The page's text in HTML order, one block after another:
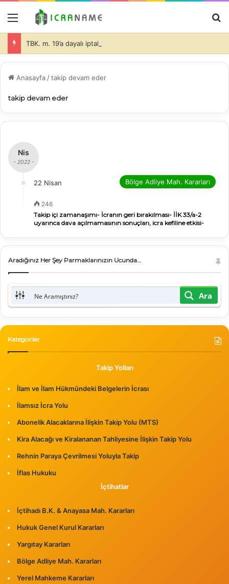
Menü
Anasayfa/takip devam eder
takip devam eder
Nis
- 2022 -
22 Nisan Bölge Adliye Mah. Kararları
246
Takip içi zamanaşımı- İcranın geri bırakılması- İİK 33/a-2
uyarınca dava açılmamasının sonuçları, icra kefiline etkisi-
Aradığınız Her Şey Parmaklarınızın Ucunda…
Ara
Kategoriler
Takip Yolları
İlam ve İlam Hükmündeki Belgelerin İcrası
İlamsız İcra Yolu
Abonelik Alacaklarına İlişkin Takip Yolu (MTS)
Kira Alacağı ve Kiralananan Tahliyesine İlişkin Takip Yolu
Rehnin Paraya Çevrilmesi Yoluyla Takip
İflas Hukuku
İçtihatlar
İçtihadı B.K. & Anayasa Mah. Kararları
Hukuk Genel Kurul Kararları
Yargıtay Kararları
Bölge Adliye Mah. Kararları
Yerel Mahkeme Kararları